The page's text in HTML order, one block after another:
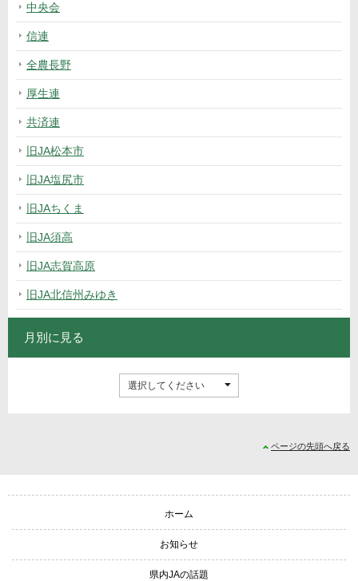
中央会
信連
全農長野
厚生連
共済連
旧JA松本市
旧JA塩尻市
旧JAちくま
旧JA須高
旧JA志賀高原
旧JA北信州みゆき
月別に見る
サイトナビゲーション
ホーム
お知らせ
県内JAの話題
ページの先頭へ戻る